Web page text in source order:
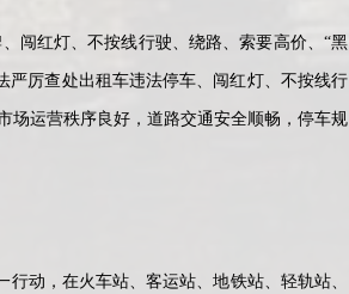
闯红灯、不按线行驶、绕路、索要高价、“黑
严厉查处出租车违法停车、闯红灯、不按线行
场运营秩序良好，道路交通安全顺畅，停车规
动，在火车站、客运站、地铁站、轻轨站、